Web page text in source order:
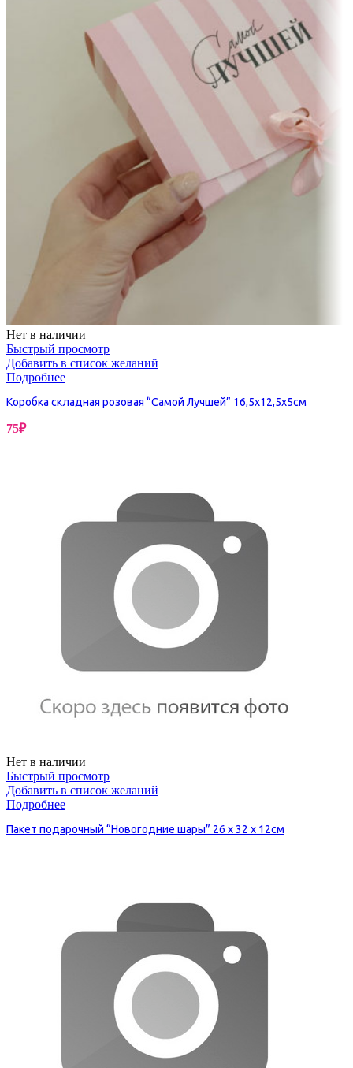
Нет в наличии
Быстрый просмотр
Добавить в список желаний
Подробнее
Коробка складная розовая “Самой Лучшей” 16,5х12,5х5см
75₽
Нет в наличии
Быстрый просмотр
Добавить в список желаний
Подробнее
Пакет подарочный “Новогодние шары” 26 х 32 х 12см